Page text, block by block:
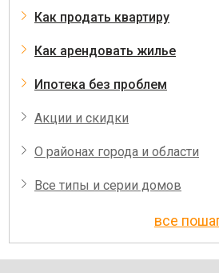
Как продать квартиру
Как арендовать жилье
Ипотека без проблем
Акции и скидки
О районах города и области
Все типы и серии домов
все